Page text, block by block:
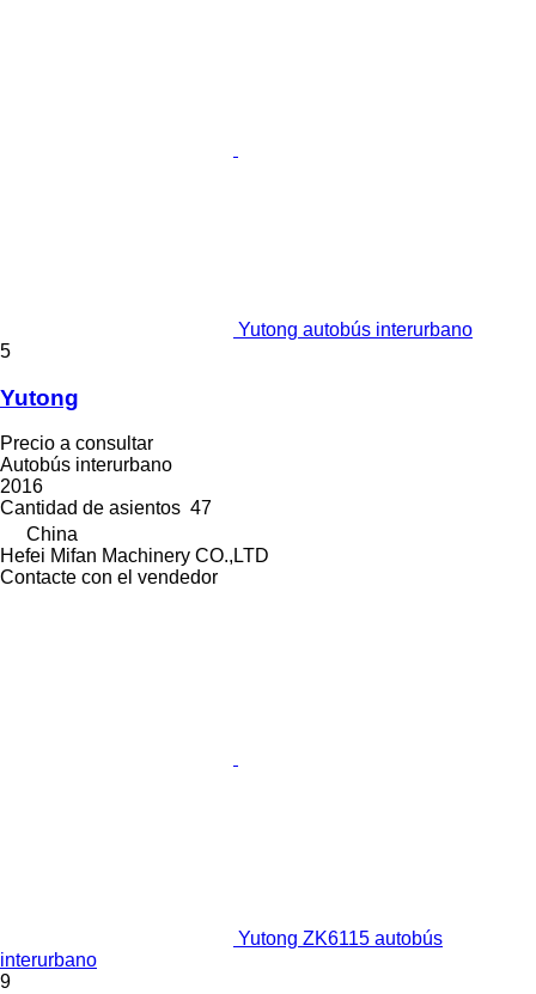
Yutong autobús interurbano
5
Yutong
Precio a consultar
Autobús interurbano
2016
Cantidad de asientos 47
China
Hefei Mifan Machinery CO.,LTD
Contacte con el vendedor
Yutong ZK6115 autobús
interurbano
9